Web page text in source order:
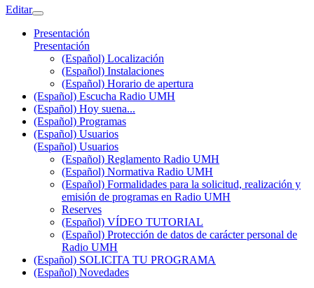
Editar
Presentación
Presentación
(Español) Localización
(Español) Instalaciones
(Español) Horario de apertura
(Español) Escucha Radio UMH
(Español) Hoy suena...
(Español) Programas
(Español) Usuarios
(Español) Usuarios
(Español) Reglamento Radio UMH
(Español) Normativa Radio UMH
(Español) Formalidades para la solicitud, realización y
emisión de programas en Radio UMH
Reserves
(Español) VÍDEO TUTORIAL
(Español) Protección de datos de carácter personal de
Radio UMH
(Español) SOLICITA TU PROGRAMA
(Español) Novedades